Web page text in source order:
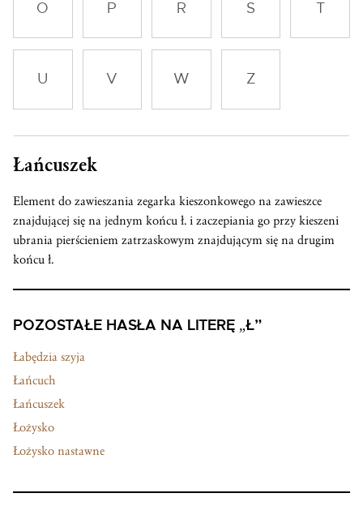
O P R S
U V W Z
Łańcuszek
Element do zawieszania zegarka kieszonkowego na zawieszce
znajdującej się na jednym końcu ł. i zaczepiania go przy kieszeni
ubrania pierścieniem zatrzaskowym znajdującym się na drugim
końcu ł.
POZOSTAŁE HASŁA NA LITERĘ „Ł”
Łabędzia szyja
Łańcuch
Łańcuszek
Łożysko
Łożysko nastawne